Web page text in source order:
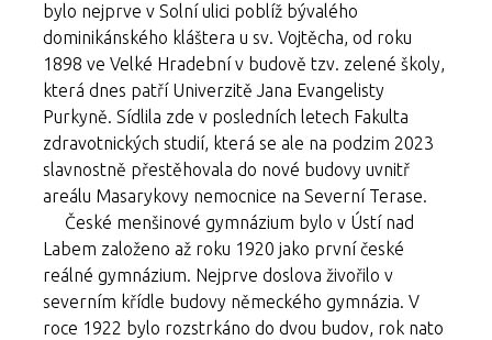
bylo nejprve v Solní ulici poblíž bývalého
dominikánského kláštera u sv. Vojtěcha, od roku
1898 ve Velké Hradební v budově tzv. zelené školy,
která dnes patří Univerzitě Jana Evangelisty
Purkyně. Sídlila zde v posledních letech Fakulta
zdravotnických studií, která se ale na podzim 2023
slavnostně přestěhovala do nové budovy uvnitř
areálu Masarykovy nemocnice na Severní Terase.
České menšinové gymnázium bylo v Ústí nad
Labem založeno až roku 1920 jako první české
reálné gymnázium. Nejprve doslova živořilo v
severním křídle budovy německého gymnázia. V
roce 1922 bylo rozstrkáno do dvou budov, rok nato